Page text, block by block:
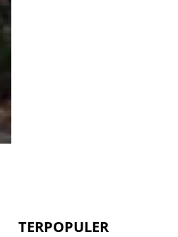
TERPOPULER